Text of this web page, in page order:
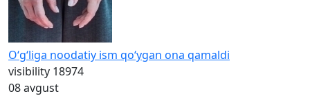
O‘g‘liga noodatiy ism qo‘ygan ona qamaldi
visibility 18974
08 avgust